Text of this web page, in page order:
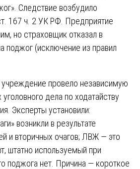
Следствие возбудило
167 ч. 2 УК РФ. Предприятие
но страховщик отказал в
поджог (исключение из правил
провело независимую
дела по ходатайству
Эксперты установили:
возникли в результате
и вторичных очагов; ЛВЖ — это
штатно используемый при
поджога нет. Причина — короткое